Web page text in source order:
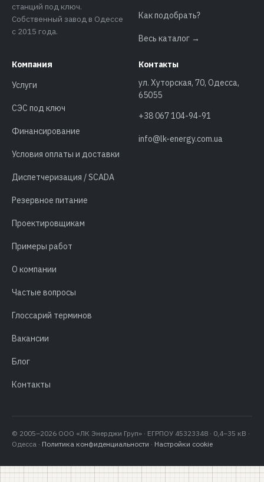
станций под ключ.
Собственный завод в Одессе
с 2015 года.
Как подобрать?
Весь каталог →
Компания
Услуги
СЭС под ключ
Финансирование
Условия оплаты и доставки
Диспетчеризация / SCADA
Резервное питание
Проектировщикам
Примеры работ
О компании
Частые вопросы
Глоссарий терминов
Вакансии
Блог
Контакты
Контакты
ул. Хуторская, 70, Одесса,
65055
+38 067 104-94-91
info@lk-energy.com.ua
© 2005–2026 ООО «ЛК Энерджи Груп» · ЕГРПОУ 45323348 · 0,4–35 кВ ·
Одесса · Политика конфиденциальности · Настройки cookie